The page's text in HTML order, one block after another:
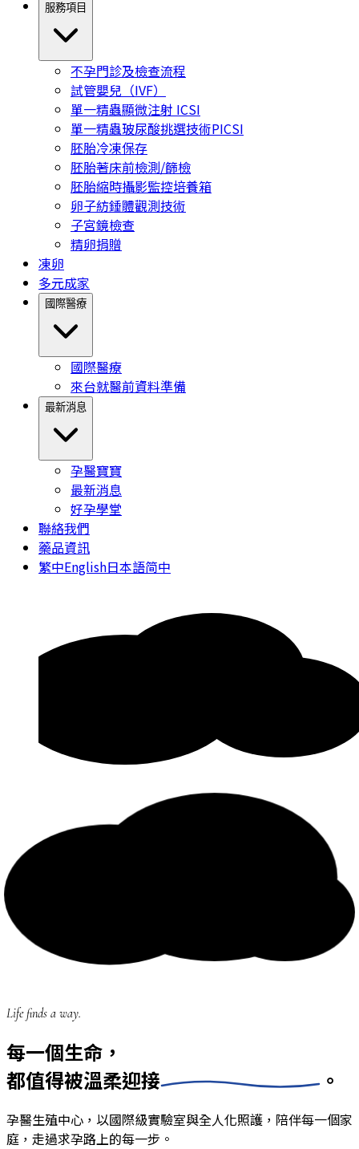
服務項目
不孕門診及檢查流程
試管嬰兒（IVF）
單一精蟲顯微注射 ICSI
單一精蟲玻尿酸挑選技術PICSI
胚胎冷凍保存
胚胎著床前檢測/篩檢
胚胎縮時攝影監控培養箱
卵子紡錘體觀測技術
子宮鏡檢查
精卵捐贈
凍卵
多元成家
國際醫療
國際醫療
來台就醫前資料準備
最新消息
孕醫寶寶
最新消息
好孕學堂
聯絡我們
藥品資訊
繁中English日本語简中
Life finds a way.
每一個生命，
都值得被溫柔迎接 。
孕醫生殖中心，以國際級實驗室與全人化照護，陪伴每一個家
庭，走過求孕路上的每一步。